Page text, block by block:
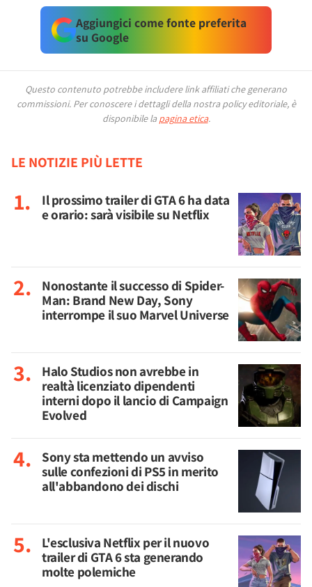
Aggiungici come fonte preferita
su Google
Questo contenuto potrebbe includere link affiliati che generano
commissioni. Per conoscere i dettagli della nostra policy editoriale, è
disponibile la pagina etica.
LE NOTIZIE PIÙ LETTE
Il prossimo trailer di GTA 6 ha data
e orario: sarà visibile su Netflix
Nonostante il successo di Spider-
Man: Brand New Day, Sony
interrompe il suo Marvel Universe
Halo Studios non avrebbe in
realtà licenziato dipendenti
interni dopo il lancio di Campaign
Evolved
Sony sta mettendo un avviso
sulle confezioni di PS5 in merito
all'abbandono dei dischi
L'esclusiva Netflix per il nuovo
trailer di GTA 6 sta generando
molte polemiche